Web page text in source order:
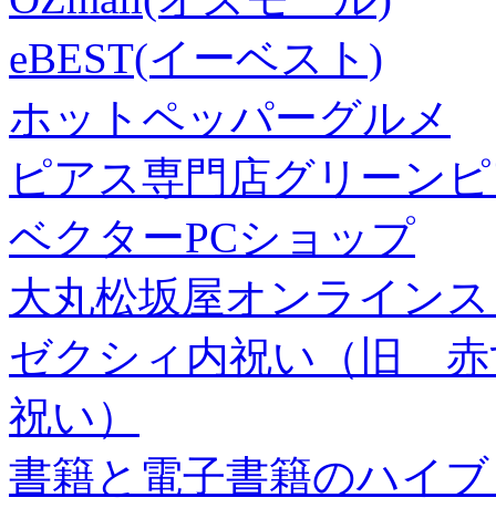
eBEST(イーベスト)
ホットペッパーグルメ
ピアス専門店グリーン
ベクターPCショップ
大丸松坂屋オンライン
ゼクシィ内祝い（旧 赤
祝い）
書籍と電子書籍のハイ